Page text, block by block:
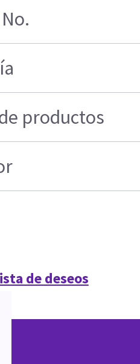
productos
de deseos